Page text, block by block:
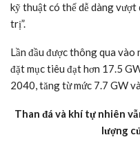
kỹ thuật có thể dễ dàng vượt
trị”.
Lần đầu được thông qua vào
đặt mục tiêu đạt hơn 17.5
2040, tăng từ mức 7.7 GW
Than đá và khí tự nhiên
lượng